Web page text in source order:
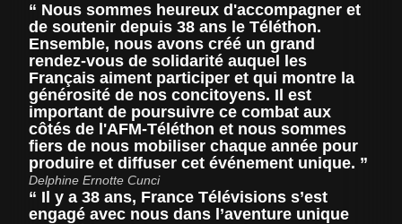
Nous sommes heureux d'accompagner et
de soutenir depuis 38 ans le Téléthon.
Ensemble, nous avons créé un grand
rendez-vous de solidarité auquel les
Français aiment participer et qui montre la
générosité de nos concitoyens. Il est
important de poursuivre ce combat aux
côtés de l'AFM-Téléthon et nous sommes
fiers de nous mobiliser chaque année pour
produire et diffuser cet événement unique.
Delphine Ernotte Cunci
Il y a 38 ans, France Télévisions s’est
engagé avec nous dans l’aventure unique